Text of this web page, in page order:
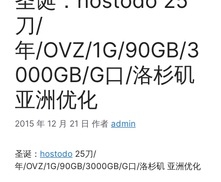
刀/
年/OVZ/1G/90GB/3
000GB/G口/洛杉矶
亚洲优化
2015 年 12 月 21 日 作者 admin
圣诞： hostodo 25刀/
年/OVZ/1G/90GB/3000GB/G口/洛杉矶 亚洲优化